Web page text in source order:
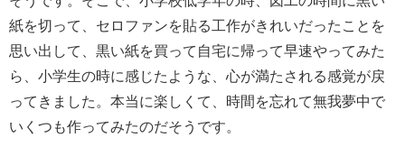
紙を切って、セロファンを貼る工作がきれいだったことを
思い出して、黒い紙を買って自宅に帰って早速やってみた
ら、小学生の時に感じたような、心が満たされる感覚が戻
ってきました。本当に楽しくて、時間を忘れて無我夢中で
いくつも作ってみたのだそうです。